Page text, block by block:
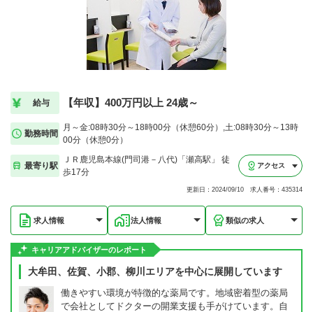
給与 【年収】400万円以上 24歳～
勤務時間
月～金:08時30分～18時00分（休憩60分）,土:08時30分～13時
00分（休憩0分）
最寄り駅
ＪＲ鹿児島本線(門司港－八代)「瀬高駅」 徒
歩17分
アクセス
更新日：2024/09/10 求人番号：435314
求人情報 法人情報 類似の求人
キャリアアドバイザーのレポート
大牟田、佐賀、小郡、柳川エリアを中心に展開しています
働きやすい環境が特徴的な薬局です。地域密着型の薬局
で会社としてドクターの開業支援も手がけています。自